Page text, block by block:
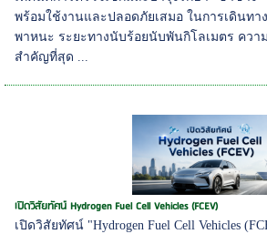
พร้อมใช้งานและปลอดภัยเสมอ ในการเดินท
พาหนะ ระยะทางนับร้อยนับพันกิโลเมตร ควา
สำคัญที่สุด ...
เปิดวิสัยทัศน์ Hydrogen Fuel Cell Vehicles (FCEV)
เปิดวิสัยทัศน์ "Hydrogen Fuel Cell Vehicles